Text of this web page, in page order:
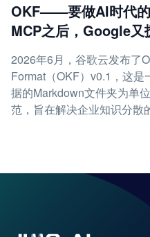
OKF——要做AI时代
MCP之后，Google
2026年6月，谷歌云发布了
Format（OKF）v0.1，这是
据的Markdown文件夹为单
范，旨在解决企业知识分散